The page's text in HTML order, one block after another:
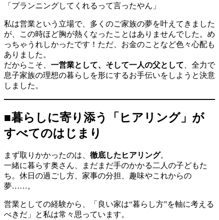
「プランニングしてくれるって言ったやん」
私は営業という立場で、多くのご家族の夢を叶えてきました
が、この時ほど胸が熱くなったことはありませんでした。め
っちゃうれしかったです！ただ、お金のことなど色々心配も
ありました。
だからこそ、 一営業として、そして一人の父として 、全力で
息子家族の理想の暮らしを形にするお手伝いをしようと決意
しました。
■暮らしに寄り添う「ヒアリング」が
すべてのはじまり
まず取りかかったのは、 徹底したヒアリング。
一緒に暮らす奥さん、まだまだ手のかかる二人の子どもた
ち。休日の過ごし方、家事の分担、趣味やこれからの
夢……。
営業としての経験から、「良い家は“暮らし方”を軸に考える
べきだ」と私は常々思っています。